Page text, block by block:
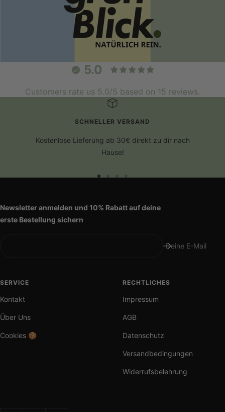
5.0
Customers rate us 5.0/5 based on 15 reviews.
SCHNELLER VERSAND
Kostenlose Lieferung ab 30€ direkt zu dir nach
Hause!
1
2 3 4
Newsletter anmelden und 10% Rabatt auf deine
erste Bestellung sichern
Deine E-Mail
SERVICE
Kontakt
Über Uns
Cookies 🍪
RECHTLICHES
Impressum
AGB
Datenschutz
Versandbedingungen
Widerrufsbelehrung